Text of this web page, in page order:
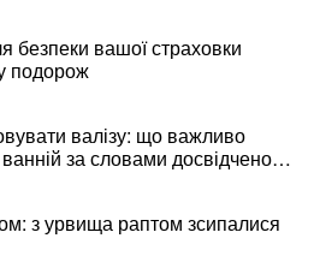
безпеки вашої страховки
подорож
валізу: що важливо
за словами досвідченої
з урвища раптом зсипалися